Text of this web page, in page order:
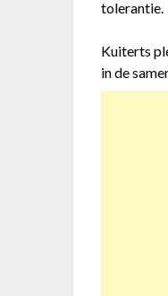
tolerantie.
Kuiterts
in de